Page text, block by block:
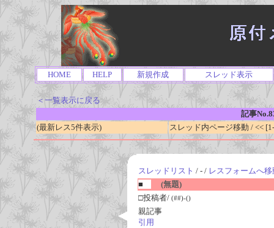
HOME HELP 新規作成 スレッド表示
＜一覧表示に戻る
記事
(最新レス5件表示)
スレッド内ページ移動 / <<
スレッドリスト / - / レスフォームへ移
■
(無題)
□投稿者/ (##)-()
親記事
引用